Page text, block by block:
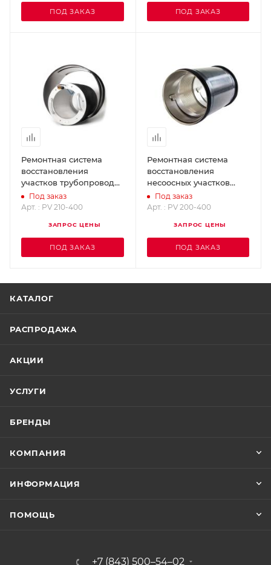
ПОД ЗАКАЗ ПОД ЗАКАЗ
Ремонтная система
восстановления
участков трубопроводов
Quick-Lock LEM IMS PV
210-400
Под заказ
Арт. : PV 210-400
ЗАПРОС ЦЕНЫ
ПОД ЗАКАЗ
Ремонтная система
восстановления
несоосных участков
трубопроводов Quick-
Lock Flex IMS PV 200-
Под заказ
Арт. : PV 200-400
ЗАПРОС ЦЕНЫ
ПОД ЗАКАЗ
КАТАЛОГ
РАСПРОДАЖА
АКЦИИ
УСЛУГИ
БРЕНДЫ
КОМПАНИЯ
ИНФОРМАЦИЯ
ПОМОЩЬ
+7 (843) 500–54–02